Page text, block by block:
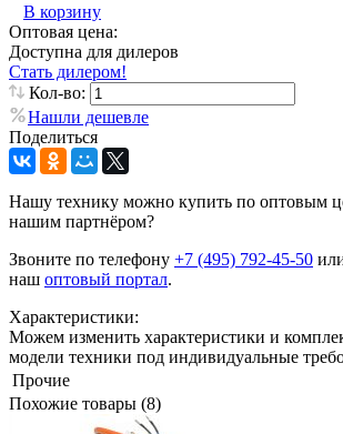
В корзину
Оптовая цена:
Доступна для дилеров
Стать дилером!
Кол-во:
Нашли дешевле
Поделиться
Нашу технику можно купить по оптовым
нашим партнёром?
Звоните по телефону +7 (495) 792-45-50
наш оптовый портал.
Характеристики:
Можем изменить характеристики и
модели техники под индивидуальные
Прочие
Похожие товары (8)